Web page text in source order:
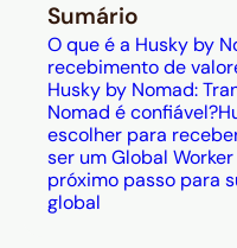
Sumário
O que é a Husky by
recebimento de
Husky by Nomad:
Nomad é confiável?
escolher para
ser um Global
próximo passo para
global